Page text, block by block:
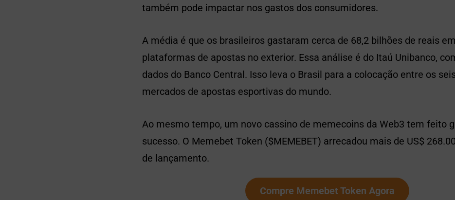
também pode impactar nos gastos dos consumidores.
A média é que os brasileiros gastaram cerca de 68,2 bilhões de reais
plataformas de apostas no exterior. Essa análise é do Itaú Unibanco,
dados do Banco Central. Isso leva o Brasil para a colocação entre os
mercados de apostas esportivas do mundo.
Ao mesmo tempo, um novo cassino de memecoins da Web3 tem feito
sucesso. O Memebet Token ($MEMEBET) arrecadou mais de US$
de lançamento.
Compre Memebet Token Agora